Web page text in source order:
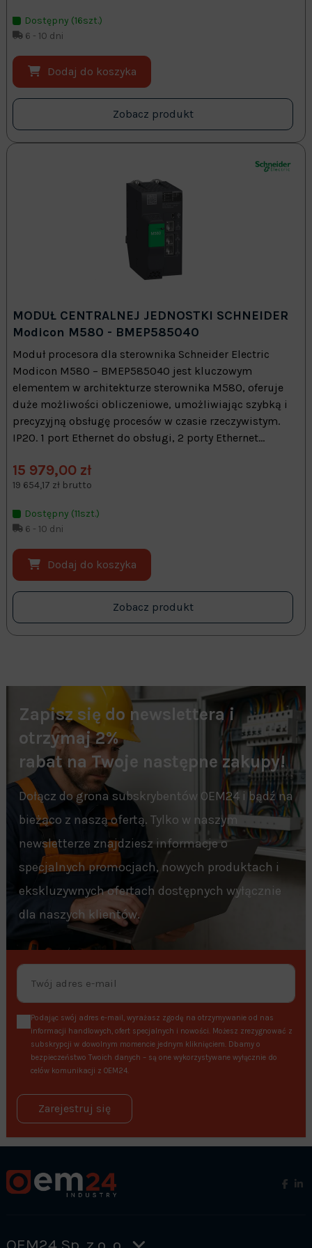
Dostępny (16szt.)
6 - 10 dni
Dodaj do koszyka
Zobacz produkt
MODUŁ CENTRALNEJ JEDNOSTKI SCHNEIDER
Modicon M580 - BMEP585040
Moduł procesora dla sterownika Schneider Electric
Modicon M580 – BMEP585040 jest kluczowym
elementem w architekturze sterownika M580, oferuje
duże możliwości obliczeniowe, umożliwiając szybką i
precyzyjną obsługę procesów w czasie rzeczywistym.
IP20. 1 port Ethernet do obsługi, 2 porty Ethernet...
15 979,00 zł
19 654,17 zł brutto
Dostępny (11szt.)
6 - 10 dni
Dodaj do koszyka
Zobacz produkt
Zapisz się do newslettera i
otrzymaj 2%
rabat na Twoje następne zakupy!
Dołącz do grona subskrybentów OEM24 i bądź na
bieżąco z naszą ofertą. Tylko w naszym
newsletterze znajdziesz informacje o
specjalnych promocjach, nowych produktach i
ekskluzywnych ofertach dostępnych wyłącznie
dla naszych klientów.
Podając swój adres e-mail, wyrażasz zgodę na otrzymywanie od nas
informacji handlowych, ofert specjalnych i nowości. Możesz zrezygnować z
subskrypcji w dowolnym momencie jednym kliknięciem. Dbamy o
bezpieczeństwo Twoich danych – są one wykorzystywane wyłącznie do
celów komunikacji z OEM24.
Zarejestruj się